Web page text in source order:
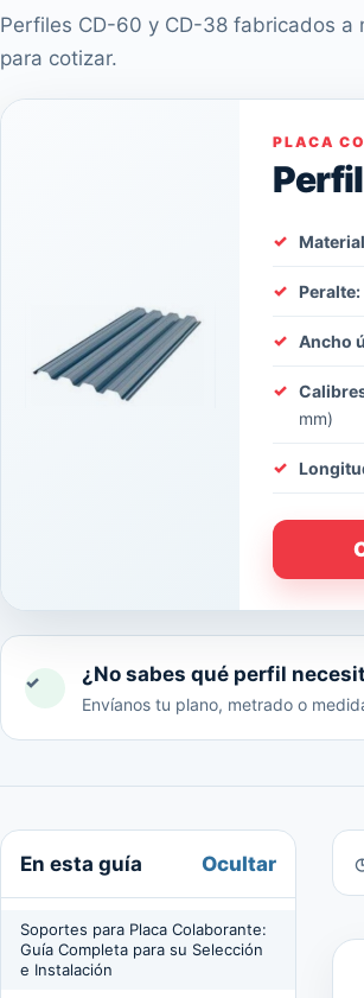
Perfiles CD-60 y CD-38 fabricados
para cotizar.
PLACA
Peralte:
Ancho
mm)
✓ ¿No sabes qué perfil
Envíanos tu plano, metrado o
En esta guía Ocultar
Soportes para Placa Colaborante:
Guía Completa para su Selección
e Instalación